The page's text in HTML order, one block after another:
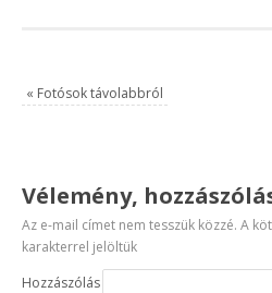
« Fotósok távolabbról
Vélemény,
Az e-mail címet nem tesszük közzé. A
karakterrel jelöltük
Hozzászólás